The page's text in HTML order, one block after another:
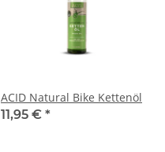
ACID Natural Bike Kettenöl
11,95 € *